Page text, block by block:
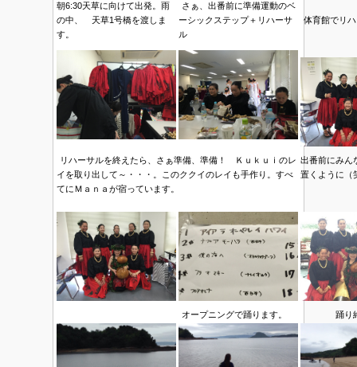
朝6:30天草に向けて出発。雨
の中、 天草1号橋を渡しま
す。
さぁ、出番前に準備運動のベ
ーシックステップ＋リハーサ
ル
体育館でリ
リハーサルを終えたら、さぁ準備、準備！ Ｋｕｋｕｉのレ
イを取り出して～・・・。このククイのレイも手作り。すべ
てにＭａｎａが宿っています。
出番前にみん
置くように（
オープニングで踊ります。 踊り